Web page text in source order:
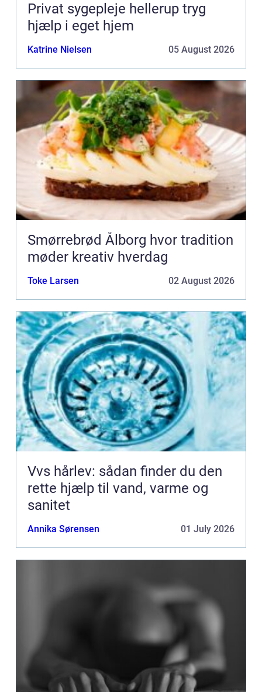
Privat sygepleje hellerup tryg
hjælp i eget hjem
Katrine Nielsen 05 August 2026
Smørrebrød Ålborg hvor tradition
møder kreativ hverdag
Toke Larsen 02 August 2026
Vvs hårlev: sådan finder du den
rette hjælp til vand, varme og
sanitet
Annika Sørensen 01 July 2026